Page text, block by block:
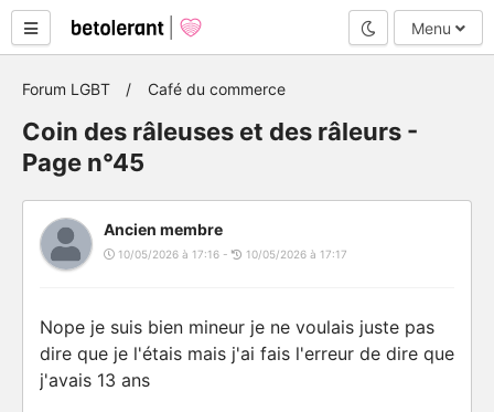
Mode nuit
Menu
Forum LGBT Café du commerce
Coin des râleuses et des râleurs -
Page n°45
Ancien membre
10/05/2026 à 17:16 - 10/05/2026 à 17:17
Nope je suis bien mineur je ne voulais juste pas
dire que je l'étais mais j'ai fais l'erreur de dire que
j'avais 13 ans